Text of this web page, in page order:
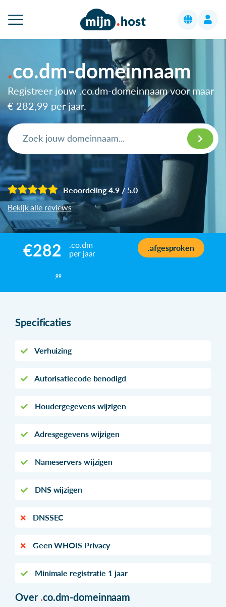
co.dm-domeinnaam
Registreer jouw .co.dm-domeinnaam voor maar
€ 282,99 per jaar.
Beoordeling 4.9 / 5.0
Bekijk alle reviews
€282
,99
.co.dm
per jaar
.afgesproken
Specificaties
Verhuizing
Autorisatiecode benodigd
Houdergegevens wijzigen
Adresgegevens wijzigen
Nameservers wijzigen
DNS wijzigen
DNSSEC
Geen WHOIS Privacy
Minimale registratie 1 jaar
Over .co.dm-domeinnaam